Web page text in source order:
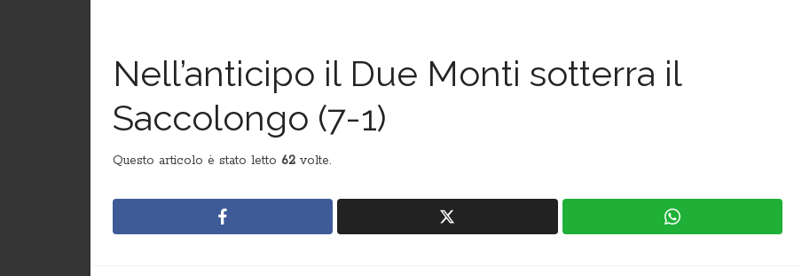
Nell’anticipo il Due Monti sotterra il
Saccolongo (7-1)
Questo articolo è stato letto 62 volte.